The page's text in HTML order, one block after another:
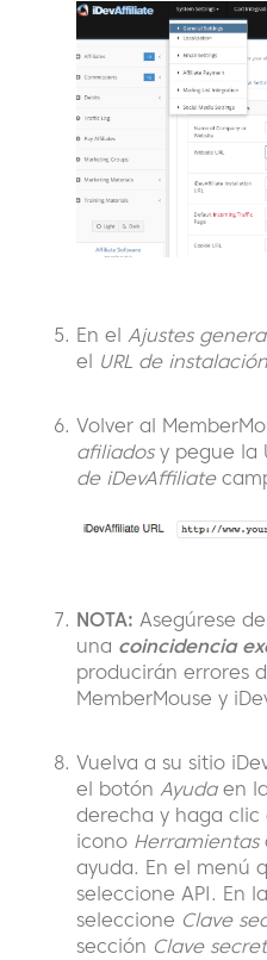
En el Ajustes
el URL de
Volver al
afiliadosy pegue la
de iDevAffiliate
NOTA: Asegúrese
una coincidencia
producirán errores
MemberMouse y
Vuelva a su sitio
el botón Ayudaen
derecha y haga clic
icono Herramientas
ayuda. En el menú
seleccione API. En
seleccione Clave
sección Clave